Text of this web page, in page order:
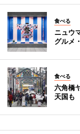
食べる
ニュウ
グルメ
食べる
六角橋
天国も